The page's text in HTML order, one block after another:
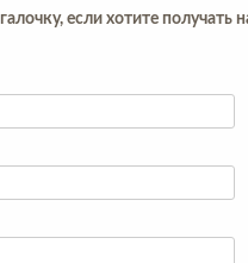
галочку, если хотите